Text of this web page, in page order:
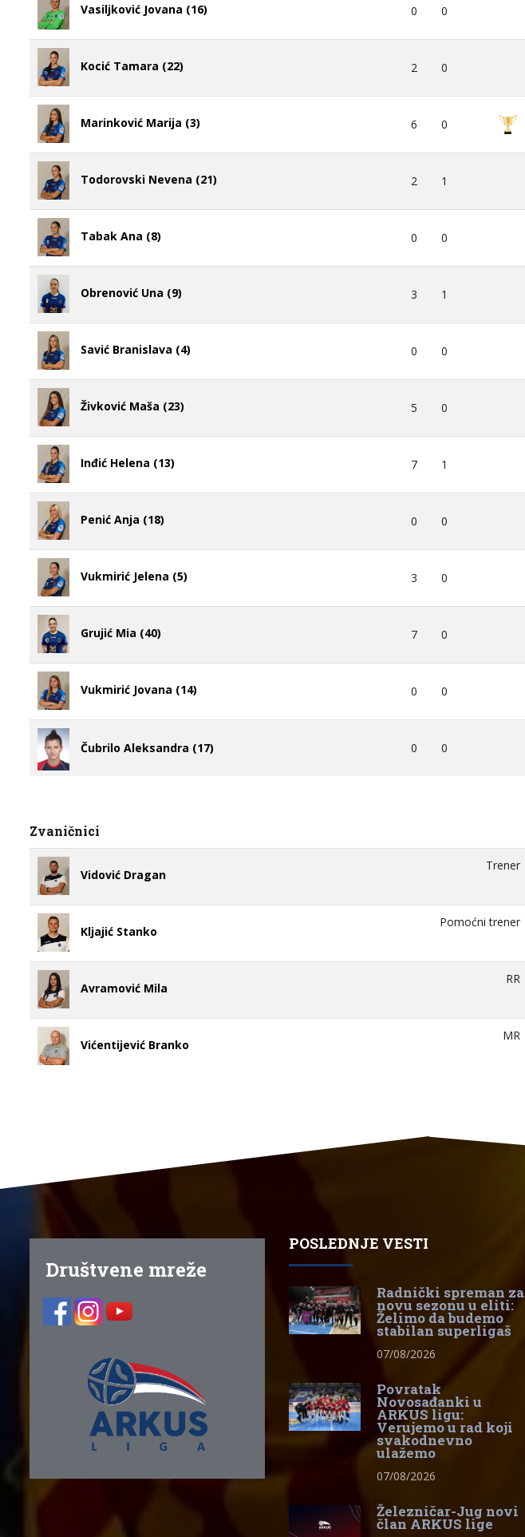
Vasiljković Jovana (16) 0 0
Kocić Tamara (22) 2 0
Marinković Marija (3) 6 0
Todorovski Nevena (21) 2 1
Tabak Ana (8) 0 0
Obrenović Una (9) 3 1
Savić Branislava (4) 0 0
Živković Maša (23) 5 0
Inđić Helena (13) 7 1
Penić Anja (18) 0 0
Vukmirić Jelena (5) 3 0
Grujić Mia (40) 7 0
Vukmirić Jovana (14) 0 0
Čubrilo Aleksandra (17) 0 0
Zvaničnici
Vidović Dragan
Trener
Kljajić Stanko
Pomoćni trener
Avramović Mila
RR
Vićentijević Branko
MR
Društvene mreže
POSLEDNJE VESTI
Radnički spreman za
novu sezonu u eliti:
Želimo da budemo
stabilan superligaš
07/08/2026
Povratak
Novosađanki u
ARKUS ligu:
Verujemo u rad koji
svakodnevno
ulažemo
07/08/2026
Železničar-Jug novi
član ARKUS lige